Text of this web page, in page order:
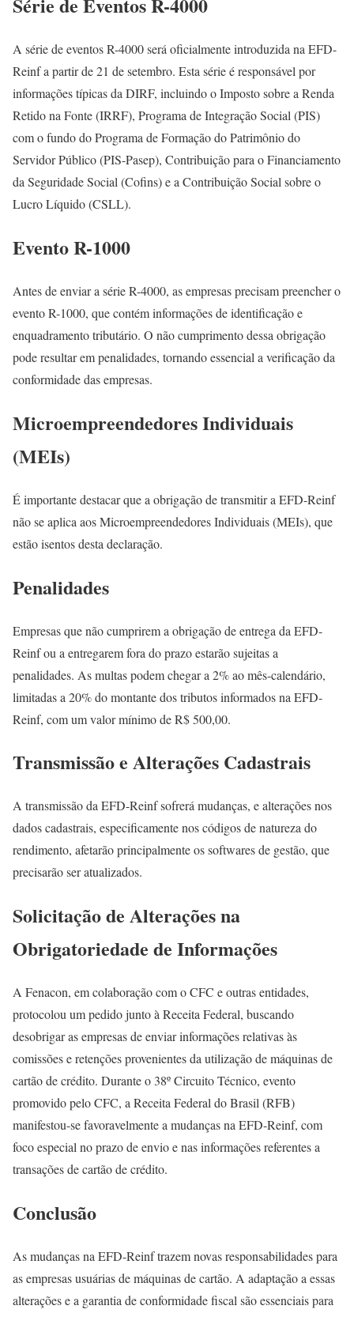
A série de eventos R-4000 será oficialmente introduzida na EFD-
Reinf a partir de 21 de setembro. Esta série é responsável por
informações típicas da DIRF, incluindo o Imposto sobre a Renda
Retido na Fonte (IRRF), Programa de Integração Social (PIS)
com o fundo do Programa de Formação do Patrimônio do
Servidor Público (PIS-Pasep), Contribuição para o Financiamento
da Seguridade Social (Cofins) e a Contribuição Social sobre o
Lucro Líquido (CSLL).
Evento R-1000
Antes de enviar a série R-4000, as empresas precisam preencher o
evento R-1000, que contém informações de identificação e
enquadramento tributário. O não cumprimento dessa obrigação
pode resultar em penalidades, tornando essencial a verificação da
conformidade das empresas.
Microempreendedores Individuais
(MEIs)
É importante destacar que a obrigação de transmitir a EFD-Reinf
não se aplica aos Microempreendedores Individuais (MEIs), que
estão isentos desta declaração.
Penalidades
Empresas que não cumprirem a obrigação de entrega da EFD-
Reinf ou a entregarem fora do prazo estarão sujeitas a
penalidades. As multas podem chegar a 2% ao mês-calendário,
limitadas a 20% do montante dos tributos informados na EFD-
Reinf, com um valor mínimo de R$ 500,00.
Transmissão e Alterações Cadastrais
A transmissão da EFD-Reinf sofrerá mudanças, e alterações nos
dados cadastrais, especificamente nos códigos de natureza do
rendimento, afetarão principalmente os softwares de gestão, que
precisarão ser atualizados.
Solicitação de Alterações na
Obrigatoriedade de Informações
A Fenacon, em colaboração com o CFC e outras entidades,
protocolou um pedido junto à Receita Federal, buscando
desobrigar as empresas de enviar informações relativas às
comissões e retenções provenientes da utilização de máquinas de
cartão de crédito. Durante o 38º Circuito Técnico, evento
promovido pelo CFC, a Receita Federal do Brasil (RFB)
manifestou-se favoravelmente a mudanças na EFD-Reinf, com
foco especial no prazo de envio e nas informações referentes a
transações de cartão de crédito.
Conclusão
As mudanças na EFD-Reinf trazem novas responsabilidades para
as empresas usuárias de máquinas de cartão. A adaptação a essas
alterações e a garantia de conformidade fiscal são essenciais para